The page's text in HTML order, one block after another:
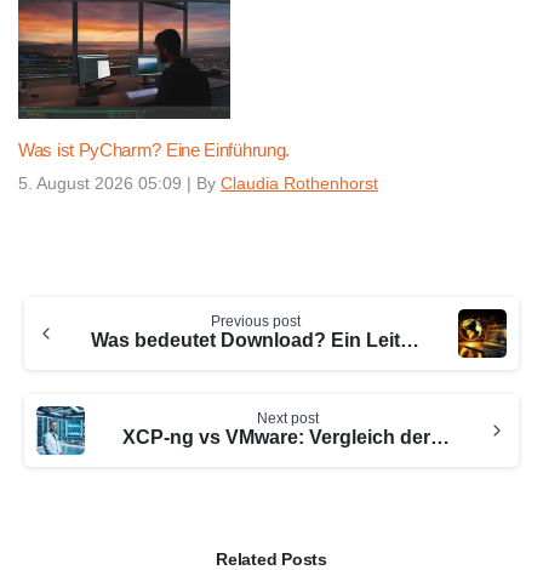
Was ist PyCharm? Eine Einführung.
5. August 2026 05:09 | By Claudia Rothenhorst
Reading
Previous post
Was bedeutet Download? Ein Leitfaden
Next post
XCP-ng vs VMware: Vergleich der Virtualisierungslösungen
Related Posts